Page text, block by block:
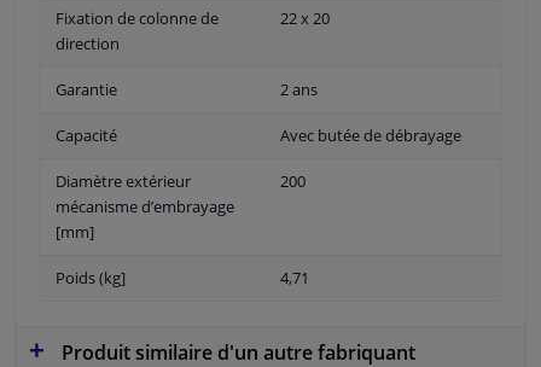
Fixation de colonne de
direction
22 x 20
Garantie 2 ans
Capacité Avec butée de débrayage
Diamètre extérieur
mécanisme d’embrayage
[mm]
200
Poids (kg] 4,71
Produit similaire d'un autre fabriquant